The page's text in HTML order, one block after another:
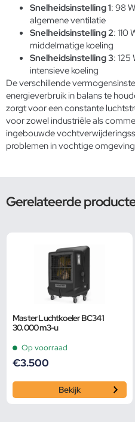
Snelheidsinstelling 1: 98
algemene ventilatie
Snelheidsinstelling 2:
middelmatige koeling
Snelheidsinstelling 3:
intensieve koeling
De verschillende
energieverbruik in balans te
zorgt voor een constante
voor zowel industriële als
ingebouwde
problemen in vochtige
Gerelateerde
Master Luchtkoeler BC341
30.000 m3-u
Op voorraad
€3.500
Bekijk